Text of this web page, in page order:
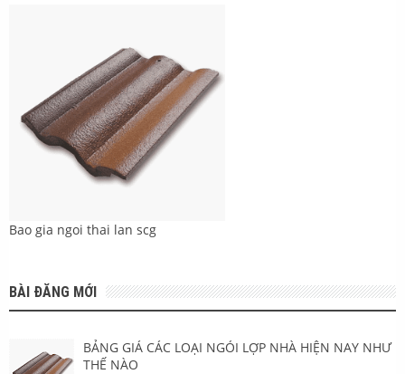
Bao gia ngoi thai lan scg
BÀI ĐĂNG MỚI
BẢNG GIÁ CÁC LOẠI NGÓI LỢP NHÀ HIỆN NAY NHƯ
THẾ NÀO